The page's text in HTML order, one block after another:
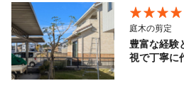
庭木の剪定
豊富な経験
視で丁寧に